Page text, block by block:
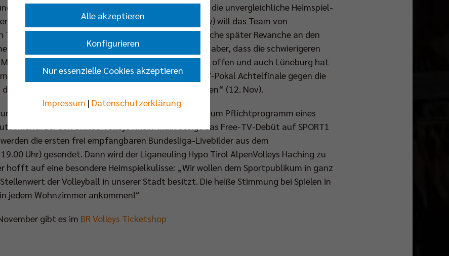
bereithält. Maßgeblich zum Gelingen soll dabei die unvergleichliche Heimspiel-
Berg beitragen. Schon am Mittwoch (01. Nov) will das Team von
TV Rottenburg in die Schranken weisen und eine Woche später Revanche an den
„Wir nehmen Rottenburg jetzt sehr ernst, wissen aber, dass die schwierigeren
Düren haben wir bekanntlich noch eine Rechnung offen und auch Lüneburg hat
sagt Sebastian Kühner mit Blick auf das DVV-Pokal Achtelfinale gegen die
darauffolgende Bundesliga-Duell mit den „LüneHünen“ (12. Nov).
werden die Matches des Deutschen Meisters zum Pflichtprogramm eines
Bei den United Volleys Rhein-Main steigt das Free-TV-Debüt auf SPORT1
die ersten frei empfangbaren Bundesliga-Livebilder aus dem
Uhr) gesendet. Dann wird der Liganeuling Hypo Tirol AlpenVolleys Haching zu
hofft auf eine besondere Heimspielkulisse: „Wir wollen dem Sportpublikum in ganz
der Volleyball in unserer Stadt besitzt. Die heiße Stimmung bei Spielen in
jedem Wohnzimmer ankommen!“
gibt es im BR Volleys Ticketshop
Alle akzeptieren
Konfigurieren
Nur essenzielle Cookies akzeptieren
Impressum | Datenschutzerklärung